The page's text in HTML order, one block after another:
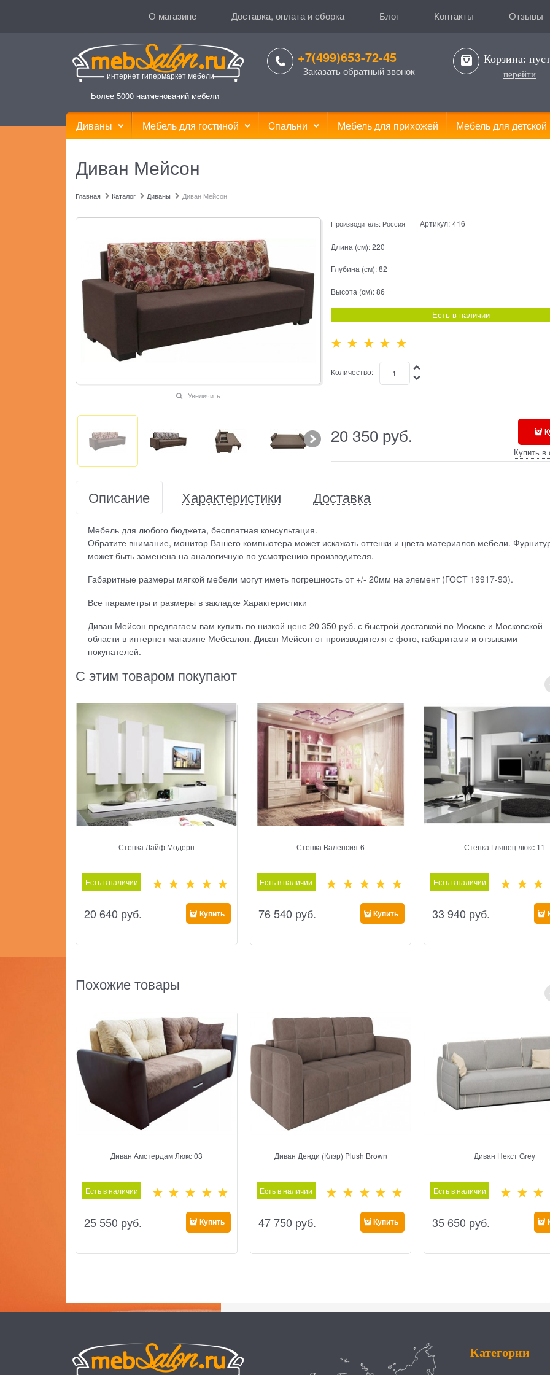
О магазине Доставка, оплата и сборка Блог Контакты Отзывы
интернет гипермаркет мебели
Более 5000 наименований мебели
+7(499)653-72-45
Заказать обратный звонок
Корзина:
перейти
Диваны Мебель для гостиной Cпальни Мебель для прихожей Мебель для детской
Диван Мейсон
Главная Каталог Диваны Диван Мейсон
Увеличить
Производитель: Россия Артикул: 416
Длина (см):220
Глубина (см):82
Высота (см):86
Есть в наличии
Количество:
20 350 руб.
Купить в
Описание Характеристики Доставка
Мебель для любого бюджета, бесплатная консультация.
Обратите внимание, монитор Вашего компьютера может искажать оттенки и цвета материалов мебели.
может быть заменена на аналогичную по усмотрению производителя.
Габаритные размеры мягкой мебели могут иметь погрешность от +/- 20мм на элемент (ГОСТ 19917-93).
Все параметры и размеры в закладке Характеристики
Диван Мейсон предлагаем вам купить по низкой цене 20 350 руб. с быстрой доставкой по Москве и Московской
области в интернет магазине Мебсалон. Диван Мейсон от производителя с фото, габаритами и отзывами
покупателей.
С этим товаром покупают
Стенка Лайф Модерн
Есть в наличии
20 640 руб. Купить
Стенка Валенсия-6
Есть в наличии
76 540 руб. Купить
Стенка Глянец люкс 11
Есть в наличии
33 940 руб.
Похожие товары
Диван Амстердам Люкс 03
Есть в наличии
25 550 руб. Купить
Диван Денди (Клэр) Plush Brown
Есть в наличии
47 750 руб. Купить
Диван Некст Grey
Есть в наличии
35 650 руб.
Категории